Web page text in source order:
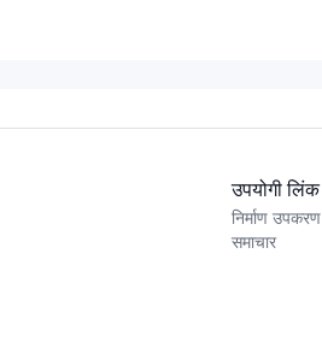
उपयोगी लिंक
निर्माण उपकरण
समाचार